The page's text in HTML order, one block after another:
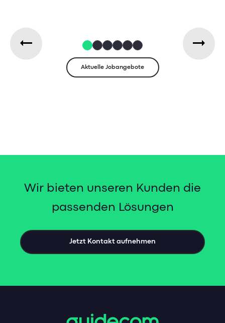
Aktuelle Jobangebote
Wir bieten unseren Kunden die
passenden Lösungen
Jetzt Kontakt aufnehmen